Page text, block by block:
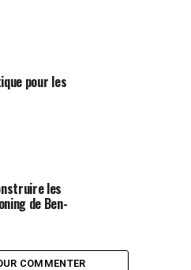
pour les
les
de Ben-
COMMENTER